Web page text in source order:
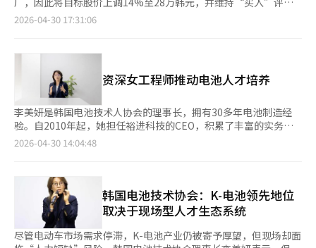
车用物品，并计划展出“现代儿童汽车展”10周年的获奖作品，最
佳作品将在高阳工作室三楼展出。为庆祝儿童节，5月5日当天将在
场表演，为孩子和家庭带来欢乐。现代汽车品牌营销本部长（副总
裁）池成元表示：“我们将努力提高与未来潜在客户儿童群体的品
牌亲密度，并为下一代创新提供灵感。”※ 本报道经人工智能
（AI）系统翻译与编辑。
级。NH投资证券研究员朱民宇在报告中指出，考虑到欧洲的IAA和
商，预计将受益于三星SDI在欧洲电动车（如Ioniq 3、EV2、奥
迪、奔驰、宝马）销售扩大的溢出效应。此外，他补充道，圆柱电
池（BBU，电动工具）销售恢复也将带来直接收益。朱研究员表
示，EcoPro BM今年第一季度销售额为6054亿韩元，同比下降
4%，营业利润为209亿韩元，超过市场预期。三星SDI的欧洲新车
型（EV2、Ioniq 3）开始量产NCMA材料，非电动车销售因三星
SDI的电动工具和BBU需求改善而提升。他还指出，SK On的销售
约为4000吨，随着大众ID.4（欧洲版）销量逐步恢复，较上季度增
本报道经人工智能（AI）系统翻译与编辑。
2026-04-30 17:31:06
资深女工程师推动电池人才培养
李美妍是韩国电池技术人协会的理事长，拥有30多年电池制造经
验。自2010年起，她担任裕进科技的CEO，积累了丰富的实务经
验。李美妍1976年出生，毕业于忠清大学机械设计系，随后在中
营。裕进科技生产电池组装工艺的关键部件，市场占有率达60%。
作为协会理事长，她致力于培养电池和电动车产业的技术人才。协
会通过电池性能评估、诊断和安全教育，已培养出1200多名专业
人才，并与50多家机构建立了合作网络。李美妍强调，电池技术和
设备在快速发展，但熟练掌握这些技术的人才仍然不足。她指出，
2026-04-30 14:04:48
韩国电池技术协会：K-电池领先地位
取决于现场型人才生态系统
尽管电动车市场需求停滞，K-电池产业仍被寄予厚望，但现场却面